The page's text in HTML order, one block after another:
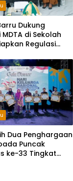
Dukung
di Sekolah
Regulasi
Dua Penghargaan
Puncak
ke-33 Tingkat